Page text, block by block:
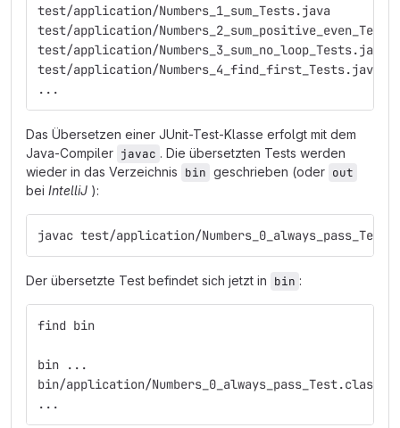
test/application/Numbers_1_sum_Tests.java
test/application/
test/application/Numbers_3_sum_no_loop_Tests.java
test/application/Numbers_4_find_first_Tests.java
...
Das Übersetzen einer JUnit-Test-Klasse erfolgt mit dem
Java-Compiler javac . Die übersetzten Tests werden
wieder in das Verzeichnis bin geschrieben (oder out
bei IntelliJ ):
javac test/application/
Der übersetzte Test befindet sich jetzt in bin :
find bin
bin ...
bin/application/Numbers_0_always_pass_Test.class
...